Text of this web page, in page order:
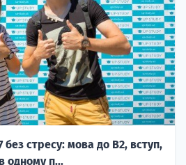
без стресу: мова до B2, вступ,
одному п...